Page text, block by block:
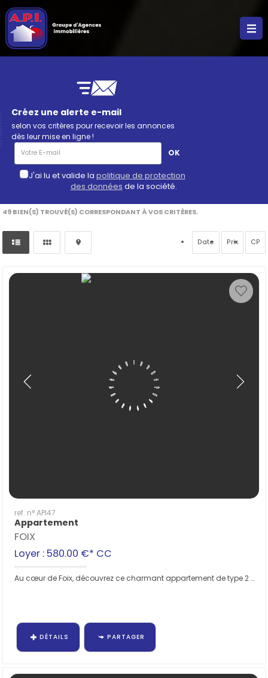
Créez une alerte e-mail
selon vos critères pour recevoir les annonces
dès leur mise en ligne !
J'ai lu et valide la politique de protection
des données de la société.
49 BIEN(S) TROUVÉ(S) CORRESPONDANT À VOS CRITÈRES.
Date Prix CP
ref. n° API47
Appartement
FOIX
Loyer : 580.00 €* CC
Au cœur de Foix, découvrez ce charmant appartement de type 2 de 40 m² situé au deuxième étage d'un immeuble du centre...
DÉTAILS PARTAGER